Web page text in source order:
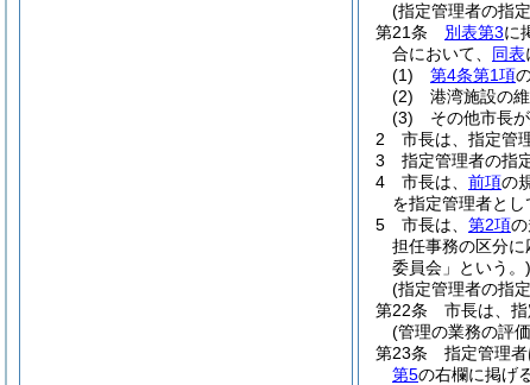
(指定管理者の指
第21条
別表第3に
合において、 同表
(1)
第4条第1項
(2)
港湾施設の
(3)
その他市長
2
市長は、指定管
3
指定管理者の指
4
市長は、 前項の
を指定管理者とし
5
市長は、 第2項
担任事務の区分
委員会」という。)
(指定管理者の指
第22条
市長は、
(管理の業務の評
第23条
指定管理
第5の右欄に掲げ